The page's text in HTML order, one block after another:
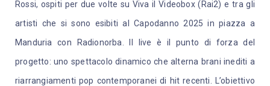
Rossi, ospiti per due volte su Viva il Videobox (Rai2) e tra gli
artisti che si sono esibiti al Capodanno 2025 in piazza a
Manduria con Radionorba. Il live è il punto di forza del
progetto: uno spettacolo dinamico che alterna brani inediti a
riarrangiamenti pop contemporanei di hit recenti. L’obiettivo